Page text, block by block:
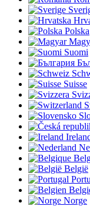
Polska
Suomi
Suisse
België
Norge